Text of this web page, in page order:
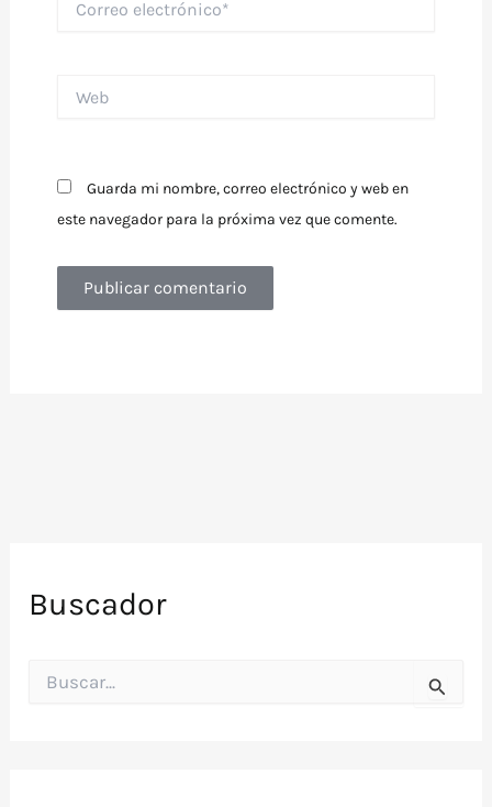
electrónico*
Guarda mi nombre, correo electrónico y web en
este navegador para la próxima vez que comente.
Buscador